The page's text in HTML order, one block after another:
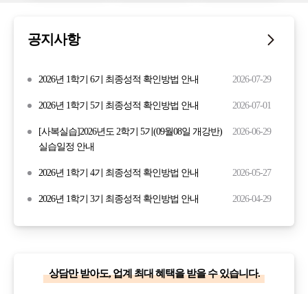
공지사항
2026년 1학기 6기 최종성적 확인방법 안내 2026-07-29
2026년 1학기 5기 최종성적 확인방법 안내 2026-07-01
[사복실습]2026년도 2학기 5기(09월08일 개강반)
실습일정 안내
2026-06-29
2026년 1학기 4기 최종성적 확인방법 안내 2026-05-27
2026년 1학기 3기 최종성적 확인방법 안내 2026-04-29
상담만 받아도, 업계 최대 혜택을 받을 수 있습니다.